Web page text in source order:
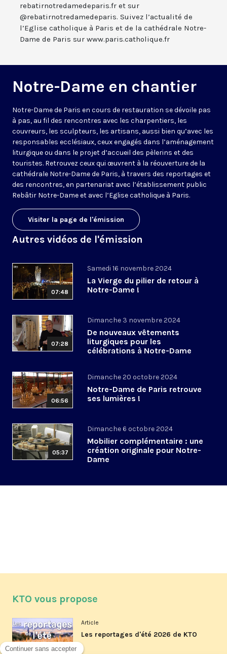
rebatirnotredamedeparis.fr et sur
@rebatirnotredamedeparis. Suivez l’actualité de
l’Eglise catholique à Paris et de la cathédrale Notre-
Dame de Paris sur www.paris.catholique.fr
Notre-Dame en chantier
Notre-Dame de Paris en cours de restauration se dévoile pas
à pas, au fil des rencontres avec les charpentiers, les
couvreurs, les sculpteurs, les artisans, aussi bien qu’avec les
responsables ecclésiaux, ceux engagés dans l’aménagement
liturgique ou dans le projet d’accueil des pèlerins et des
touristes. Retrouvez ceux qui œuvrent à la réouverture de la
cathédrale Notre-Dame de Paris, à travers des reportages et
des rencontres, en partenariat avec l’établissement public
Rebâtir Notre-Dame et avec l’Eglise catholique à Paris.
Visiter la page de l'émission
Autres vidéos de l'émission
07:48
Samedi 16 novembre 2024
La Vierge du pilier de retour à
Notre-Dame !
07:28
Dimanche 3 novembre 2024
De nouveaux vêtements
liturgiques pour les
célébrations à Notre-Dame
06:56
Dimanche 20 octobre 2024
Notre-Dame de Paris retrouve
ses lumières !
05:37
Dimanche 6 octobre 2024
Mobilier complémentaire : une
création originale pour Notre-
Dame
KTO vous propose
Article
Les reportages d'été 2026 de KTO